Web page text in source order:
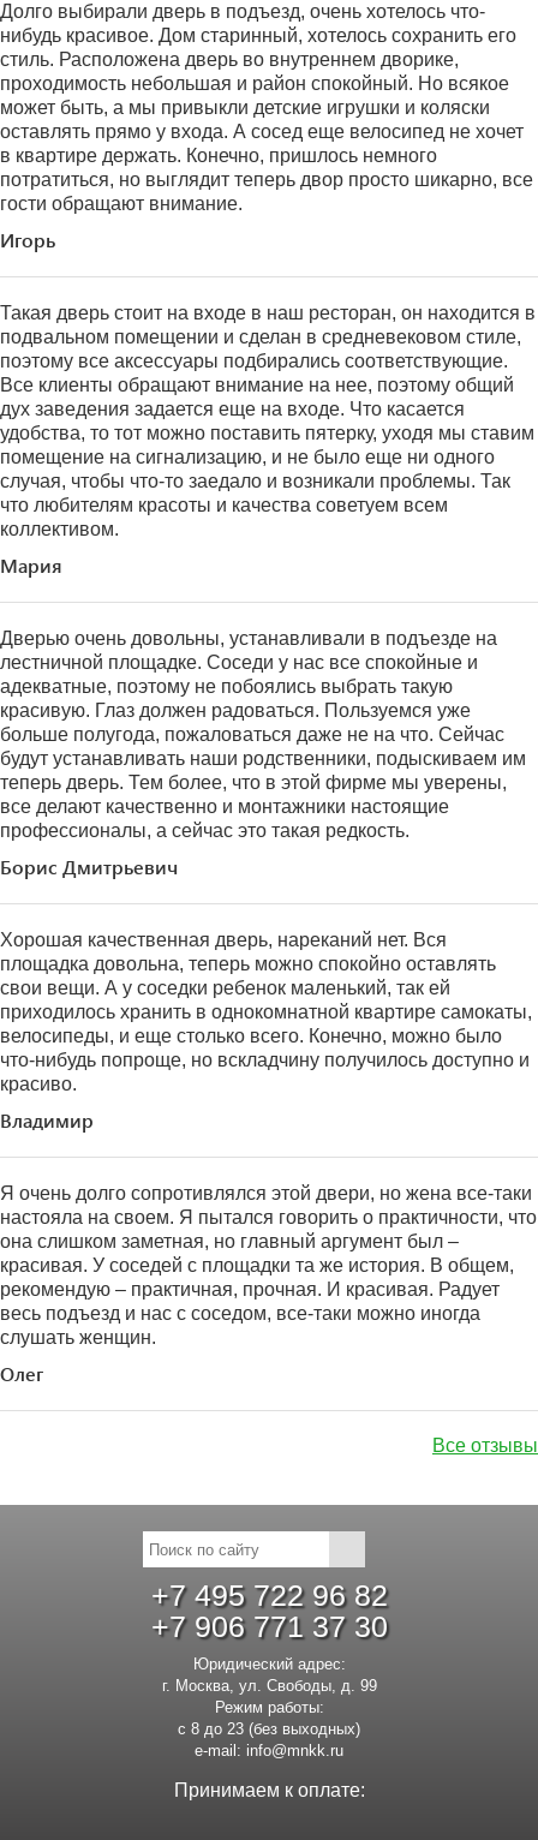
Долго выбирали дверь в подъезд, очень хотелось что-
нибудь красивое. Дом старинный, хотелось сохранить его
стиль. Расположена дверь во внутреннем дворике,
проходимость небольшая и район спокойный. Но всякое
может быть, а мы привыкли детские игрушки и коляски
оставлять прямо у входа. А сосед еще велосипед не хочет
в квартире держать. Конечно, пришлось немного
потратиться, но выглядит теперь двор просто шикарно, все
гости обращают внимание.
Игорь
Такая дверь стоит на входе в наш ресторан, он находится в
подвальном помещении и сделан в средневековом стиле,
поэтому все аксессуары подбирались соответствующие.
Все клиенты обращают внимание на нее, поэтому общий
дух заведения задается еще на входе. Что касается
удобства, то тот можно поставить пятерку, уходя мы ставим
помещение на сигнализацию, и не было еще ни одного
случая, чтобы что-то заедало и возникали проблемы. Так
что любителям красоты и качества советуем всем
коллективом.
Мария
Дверью очень довольны, устанавливали в подъезде на
лестничной площадке. Соседи у нас все спокойные и
адекватные, поэтому не побоялись выбрать такую
красивую. Глаз должен радоваться. Пользуемся уже
больше полугода, пожаловаться даже не на что. Сейчас
будут устанавливать наши родственники, подыскиваем им
теперь дверь. Тем более, что в этой фирме мы уверены,
все делают качественно и монтажники настоящие
профессионалы, а сейчас это такая редкость.
Борис Дмитрьевич
Хорошая качественная дверь, нареканий нет. Вся
площадка довольна, теперь можно спокойно оставлять
свои вещи. А у соседки ребенок маленький, так ей
приходилось хранить в однокомнатной квартире самокаты,
велосипеды, и еще столько всего. Конечно, можно было
что-нибудь попроще, но вскладчину получилось доступно и
красиво.
Владимир
Я очень долго сопротивлялся этой двери, но жена все-таки
настояла на своем. Я пытался говорить о практичности, что
она слишком заметная, но главный аргумент был –
красивая. У соседей с площадки та же история. В общем,
рекомендую – практичная, прочная. И красивая. Радует
весь подъезд и нас с соседом, все-таки можно иногда
слушать женщин.
Олег
Все отзывы
+7 495 722 96 82
+7 906 771 37 30
Юридический адрес:
г. Москва, ул. Свободы, д. 99
Режим работы:
с 8 до 23 (без выходных)
e-mail: info@mnkk.ru
Принимаем к оплате: